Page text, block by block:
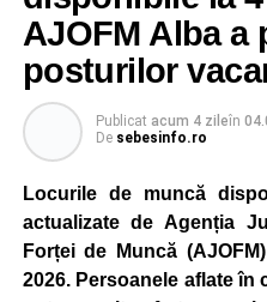
este monitorizată
capacitate normală
Compania dă asigurări că
de producție nu va afecta
Kronospan se numără
energie electrică din
energetic este acoperită
realizată cu ajutorul
de cogenerare.
AJOFM Alba a
posturilor
Publicat acum 4 zileîn
De sebesinfo.ro
Locurile de muncă
actualizate de Agenția
Forței de Muncă
2026. Persoanele aflate